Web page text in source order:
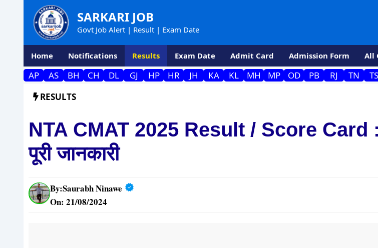
SARKARI JOB
Govt Job Alert | Result | Exam Date
Home Notifications Results Exam Date Admit Card Admission Form All
AP AS BH CH DL GJ HP HR JH KA KL MH MP OD PB RJ TN TS
RESULTS
NTA CMAT 2025 Result / Score Card
पूरी जानकारी
By:Saurabh Ninawe
On: 21/08/2024